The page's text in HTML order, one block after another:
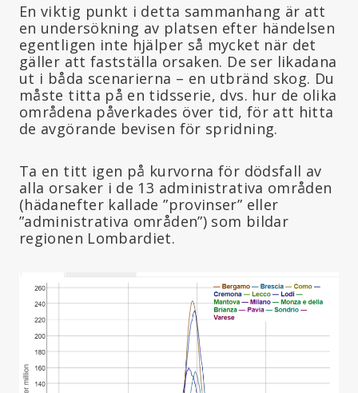
En viktig punkt i detta sammanhang är att
en undersökning av platsen efter händelsen
egentligen inte hjälper så mycket när det
gäller att fastställa orsaken. De ser likadana
ut i båda scenarierna – en utbränd skog. Du
måste titta på en tidsserie, dvs. hur de olika
områdena påverkades över tid, för att hitta
de avgörande bevisen för spridning.
Ta en titt igen på kurvorna för dödsfall av
alla orsaker i de 13 administrativa områden
(hädanefter kallade ”provinser” eller
”administrativa områden”) som bildar
regionen Lombardiet.